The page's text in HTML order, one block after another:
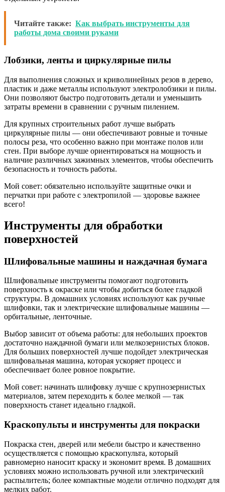
Читайте также: Как выбрать инструменты для
работы дома своими руками
Лобзики, ленты и циркулярные пилы
Для выполнения сложных и криволинейных резов в дерево,
пластик и даже металлы используют электролобзики и пилы.
Они позволяют быстро подготовить детали и уменьшить
затраты времени в сравнении с ручным пилением.
Для крупных строительных работ лучше выбрать
циркулярные пилы — они обеспечивают ровные и точные
полосы реза, что особенно важно при монтаже полов или
стен. При выборе лучше ориентироваться на мощность и
наличие различных зажимных элементов, чтобы обеспечить
безопасность и точность работы.
Мой совет: обязательно используйте защитные очки и
перчатки при работе с электропилой — здоровье важнее
всего!
Инструменты для обработки
поверхностей
Шлифовальные машины и наждачная бумага
Шлифовальные инструменты помогают подготовить
поверхность к окраске или чтобы добиться более гладкой
структуры. В домашних условиях используют как ручные
шлифовки, так и электрические шлифовальные машины —
орбитальные, ленточные.
Выбор зависит от объема работы: для небольших проектов
достаточно наждачной бумаги или мелкозернистых блоков.
Для больших поверхностей лучше подойдет электрическая
шлифовальная машина, которая ускоряет процесс и
обеспечивает более ровное покрытие.
Мой совет: начинать шлифовку лучше с крупнозернистых
материалов, затем переходить к более мелкой — так
поверхность станет идеально гладкой.
Краскопульты и инструменты для покраски
Покраска стен, дверей или мебели быстро и качественно
осуществляется с помощью краскопульта, который
равномерно наносит краску и экономит время. В домашних
условиях можно использовать ручной или электрический
распылитель; более компактные модели отлично подходят для
мелких работ.